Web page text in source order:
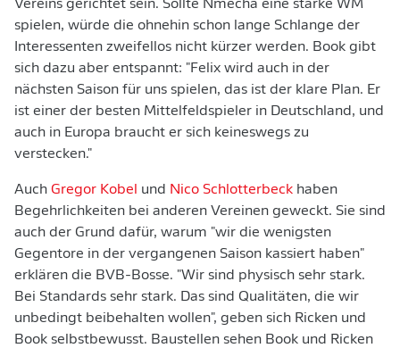
Vereins gerichtet sein. Sollte Nmecha eine starke WM
spielen, würde die ohnehin schon lange Schlange der
Interessenten zweifellos nicht kürzer werden. Book gibt
sich dazu aber entspannt: "Felix wird auch in der
nächsten Saison für uns spielen, das ist der klare Plan. Er
ist einer der besten Mittelfeldspieler in Deutschland, und
auch in Europa braucht er sich keineswegs zu
verstecken."
Auch Gregor Kobel und Nico Schlotterbeck haben
Begehrlichkeiten bei anderen Vereinen geweckt. Sie sind
auch der Grund dafür, warum "wir die wenigsten
Gegentore in der vergangenen Saison kassiert haben"
erklären die BVB-Bosse. "Wir sind physisch sehr stark.
Bei Standards sehr stark. Das sind Qualitäten, die wir
unbedingt beibehalten wollen", geben sich Ricken und
Book selbstbewusst. Baustellen sehen Book und Ricken